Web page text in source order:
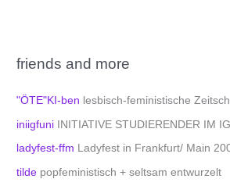
friends and more
"ÖTE"KI-ben lesbisch-feministische
iniigfuni INITIATIVE STUDIERENDER IM
ladyfest-ffm Ladyfest in Frankfurt/ Main
tilde popfeministisch + seltsam entwurzelt